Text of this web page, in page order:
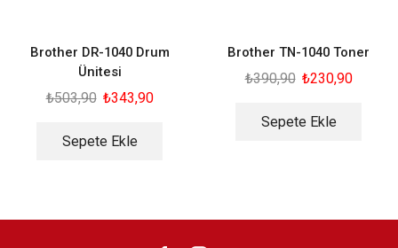
Brother DR-1040 Drum
Ünitesi
₺503,90 ₺343,90
Sepete Ekle
Brother TN-1040 Toner
₺390,90 ₺230,90
Sepete Ekle